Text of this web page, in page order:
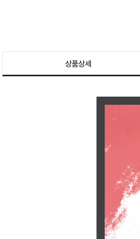
상품상세